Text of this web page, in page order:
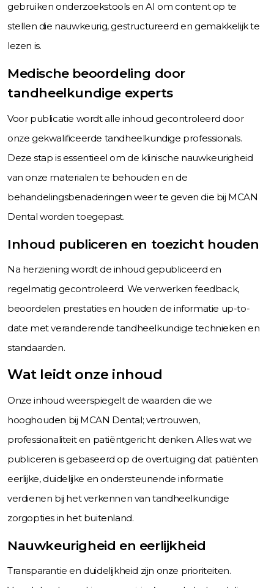
gebruiken onderzoekstools en AI om content op te
stellen die nauwkeurig, gestructureerd en gemakkelijk te
lezen is.
Medische beoordeling door
tandheelkundige experts
Voor publicatie wordt alle inhoud gecontroleerd door
onze gekwalificeerde tandheelkundige professionals.
Deze stap is essentieel om de klinische nauwkeurigheid
van onze materialen te behouden en de
behandelingsbenaderingen weer te geven die bij MCAN
Dental worden toegepast.
Inhoud publiceren en toezicht houden
Na herziening wordt de inhoud gepubliceerd en
regelmatig gecontroleerd. We verwerken feedback,
beoordelen prestaties en houden de informatie up-to-
date met veranderende tandheelkundige technieken en
standaarden.
Wat leidt onze inhoud
Onze inhoud weerspiegelt de waarden die we
hooghouden bij MCAN Dental; vertrouwen,
professionaliteit en patiëntgericht denken. Alles wat we
publiceren is gebaseerd op de overtuiging dat patiënten
eerlijke, duidelijke en ondersteunende informatie
verdienen bij het verkennen van tandheelkundige
zorgopties in het buitenland.
Nauwkeurigheid en eerlijkheid
Transparantie en duidelijkheid zijn onze prioriteiten.